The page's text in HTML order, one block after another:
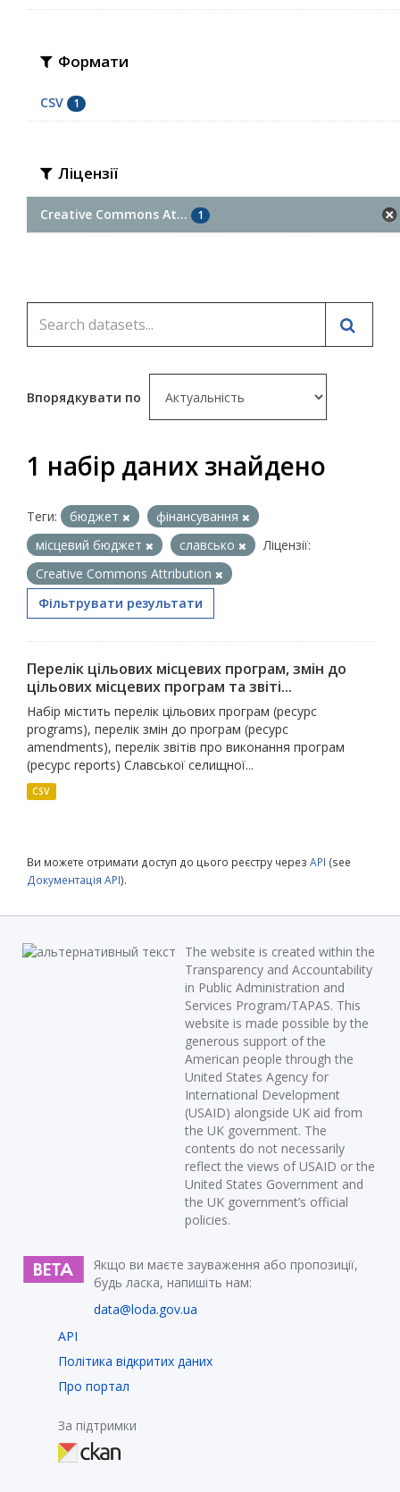
Формати
CSV 1
Ліцензії
Creative Commons At... 1
Впорядкувати по
1 набір даних знайдено
Теги: бюджет
фінансування
місцевий бюджет
славсько
Ліцензії:
Creative Commons Attribution
Фільтрувати результати
Перелік цільових місцевих програм, змін до
цільових місцевих програм та звіті...
Набір містить перелік цільових програм (ресурс
programs), перелік змін до програм (ресурс
amendments), перелік звітів про виконання програм
(ресурс reports) Славської селищної...
CSV
Ви можете отримати доступ до цього реєстру через API (see
Документація API).
The website is created within the
Transparency and Accountability
in Public Administration and
Services Program/TAPAS. This
website is made possible by the
generous support of the
American people through the
United States Agency for
International Development
(USAID) alongside UK aid from
the UK government. The
contents do not necessarily
reflect the views of USAID or the
United States Government and
the UK government’s official
policies.
Якщо ви маєте зауваження або пропозиції,
будь ласка, напишіть нам:
data@loda.gov.ua
API
Політика відкритих даних
Про портал
За підтримки